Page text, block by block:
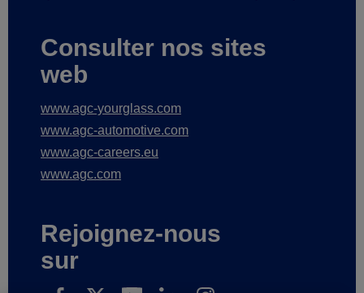
Consulter nos sites
web
www.agc-yourglass.com
www.agc-automotive.com
www.agc-careers.eu
www.agc.com
Rejoignez-nous
sur